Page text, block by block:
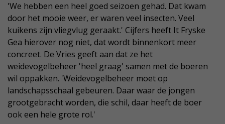
'We hebben een heel goed seizoen gehad. Dat kwam
door het mooie weer, er waren veel insecten. Veel
kuikens zijn vliegvlug geraakt.' Cijfers heeft It Fryske
Gea hierover nog niet, dat wordt binnenkort meer
concreet. De Vries geeft aan dat ze het
weidevogelbeheer 'heel graag' samen met de boeren
wil oppakken. 'Weidevogelbeheer moet op
landschapsschaal gebeuren. Daar waar de jongen
grootgebracht worden, die schil, daar heeft de boer
ook een hele grote rol.'